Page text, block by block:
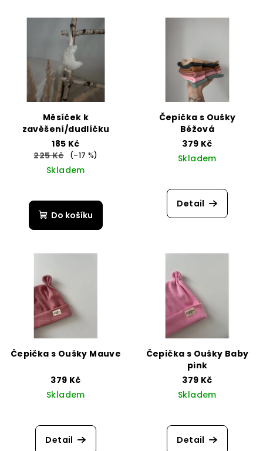
Měsíček k
zavěšení/dudlíčku
185 Kč
225 Kč
(–17 %)
Skladem
Do košíku
Čepička s Oušky
Béžová
379 Kč
Skladem
Detail
Čepička s Oušky Mauve
379 Kč
Skladem
Detail
Čepička s Oušky Baby
pink
379 Kč
Skladem
Detail